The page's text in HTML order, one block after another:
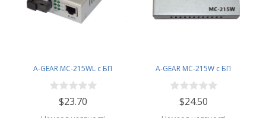
A-GEAR MC-215WL с БП
$23.70
A-GEAR MC-215W c БП
$24.50